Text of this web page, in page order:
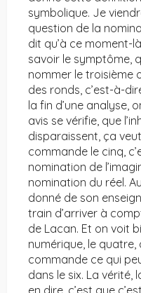
symbolique. Je
question de la
dit qu’à ce moment-
savoir le symptôme,
nommer le troisième
des ronds, c’est-à-
la fin d’une analyse,
avis se vérifie, que
disparaissent, ça
commande le cinq,
nomination de
nomination du réel.
donné de son
train d’arriver à
de Lacan. Et on voit
numérique, le
commande ce qui
dans le six. La vérité,